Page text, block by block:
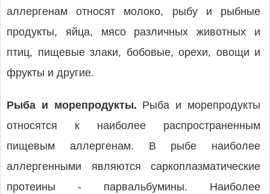
аллергенам относят молоко, рыбу и рыбные
продукты, яйца, мясо различных животных и
птиц, пищевые злаки, бобовые, орехи, овощи и
фрукты и другие.
Рыба и морепродукты. Рыба и морепродукты
относятся к наиболее распространенным
пищевым аллергенам. В рыбе наиболее
аллергенными являются саркоплазматические
протеины - парвальбумины. Наиболее